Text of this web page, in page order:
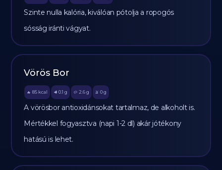
Szinte nulla kalória, kiválóan pótolja a ropogós
sósság iránti vágyat.
Vörös Bor
🔥 85 kcal 🥩 0.1 g 🥔 2.6g 🫒 0 g
A vörösbor antioxidánsokat tartalmaz, de alkoholt is.
Mértékkel fogyasztva (napi 1-2 dl) akár jótékony
hatású is lehet.